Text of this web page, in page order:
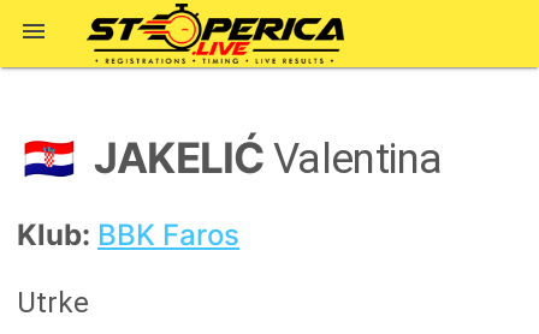

🇭🇷 JAKELIĆValentina
Klub: BBK Faros
Utrke